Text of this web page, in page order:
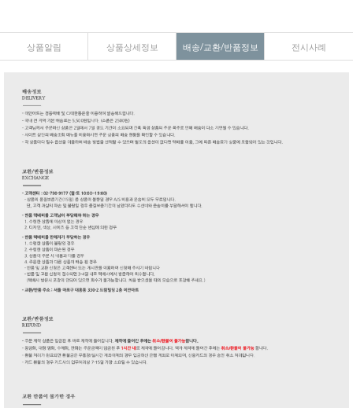
상품알림 상품상세정보 배송/교환/반품정보 전시사례